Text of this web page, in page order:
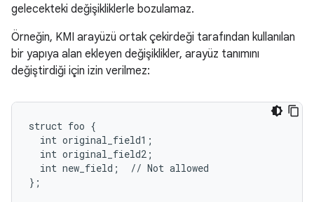
gelecekteki değişikliklerle bozulamaz.
Örneğin, KMI arayüzü ortak çekirdeği tarafından kullanılan
bir yapıya alan ekleyen değişiklikler, arayüz tanımını
değiştirdiği için izin verilmez:
struct foo {
  int original_field1;
  int original_field2;
  int new_field;  // Not allowed
};